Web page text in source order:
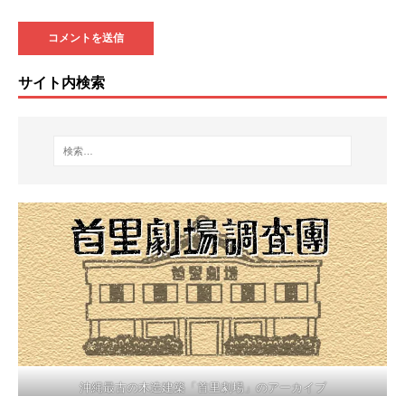
サイト内検索
沖縄最古の木造建築「首里劇場」のアーカイブ